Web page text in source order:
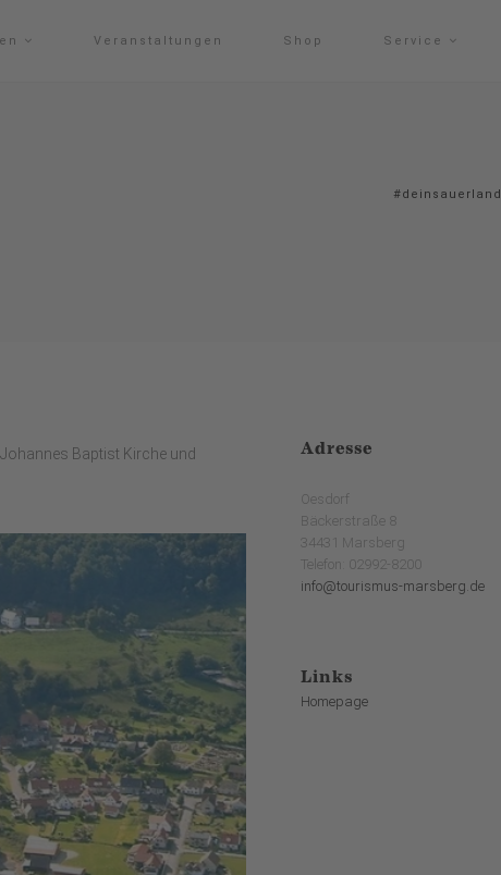
Veranstaltungen Shop Service
#deinsauerland
Baptist Kirche und
Adresse
Oesdorf
Bäckerstraße 8
34431 Marsberg
Telefon: 02992-8200
info@tourismus-marsberg.de
Links
Homepage